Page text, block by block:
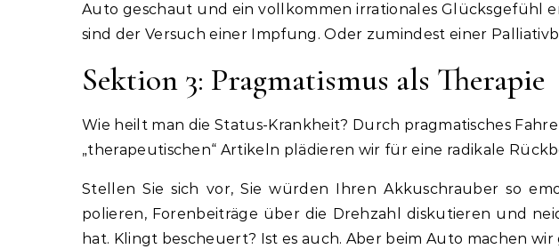
Auto geschaut und ein vollkommen irrationales Glücksgefühl
sind der Versuch einer Impfung. Oder zumindest einer
Sektion 3: Pragmatismus als Therapie
Wie heilt man die Status-Krankheit? Durch pragmatisches
„therapeutischen“ Artikeln plädieren wir für eine radikale
Stellen Sie sich vor, Sie würden Ihren Akkuschrauber so
polieren, Forenbeiträge über die Drehzahl diskutieren und
hat. Klingt bescheuert? Ist es auch. Aber beim Auto machen wir